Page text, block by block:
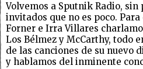
Volvemos a Sputnik Radio, sin
invitados que no es poco. Para
Forner e Irra Villares
Los Bélmez y McCarthy, todo
de las canciones de su nuevo
y hablamos del inminente